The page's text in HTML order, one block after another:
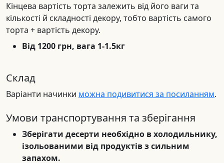
Кінцева вартість торта залежить від його ваги та
кількості й складності декору, тобто вартість самого
торта + вартість декору.
Від 1200 грн, вага 1-1.5кг
Склад
Варіанти начинки можна подивитися за посиланням.
Умови транспортування та зберігання
Зберігати десерти необхідно в холодильнику,
ізольованими від продуктів з сильним
запахом.